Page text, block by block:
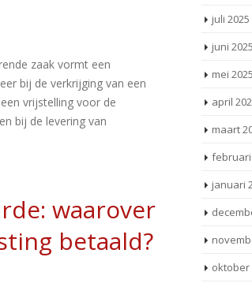
zaak vormt een
bij de verkrijging van een
vrijstelling voor de
bij de levering van
waarover
betaald?
juli 2025
juni 2025
mei 2025
april
maart
februari
januari
oktober